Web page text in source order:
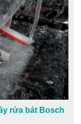
rửa bát Bosch